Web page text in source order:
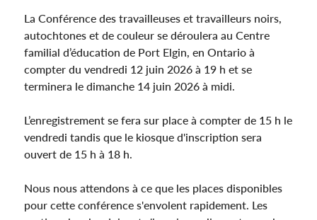
La Conférence des travailleuses et travailleurs noirs,
autochtones et de couleur se déroulera au Centre
familial d’éducation de Port Elgin, en Ontario à
compter du vendredi 12 juin 2026 à 19 h et se
terminera le dimanche 14 juin 2026 à midi.
L’enregistrement se fera sur place à compter de 15 h le
vendredi tandis que le kiosque d'inscription sera
ouvert de 15 h à 18 h.
Nous nous attendons à ce que les places disponibles
pour cette conférence s'envolent rapidement. Les